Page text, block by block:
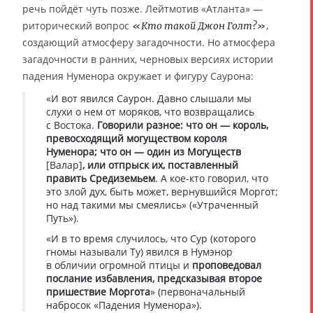
речь пойдёт чуть позже. Лейтмотив «Атланта» —
риторический вопрос «Кто такой Джон Голт?»,
создающий атмосферу загадочности. Но атмосфера
загадочности в ранних, черновых версиях истории
падения Нуменора окружает и фигуру Саурона:
«И вот явился Саурон. Давно слышали мы
слухи о нем от моряков, что возвращались
с Востока. Говорили разное: что он — король,
превосходящий могуществом короля
Нуменора; что он — один из Могуществ
[Валар], или отпрыск их, поставленный
править Средиземьем. А кое-кто говорил, что
это злой дух, быть может, вернувшийся Моргот;
но над такими мы смеялись» («Утраченный
Путь»).
«И в то время случилось, что Сур (которого
гномы называли Ту) явился в Нумэнор
в обличии огромной птицы и проповедовал
послание избавления, предсказывая второе
пришествие Моргота» (первоначальный
набросок «Падения Нуменора»).